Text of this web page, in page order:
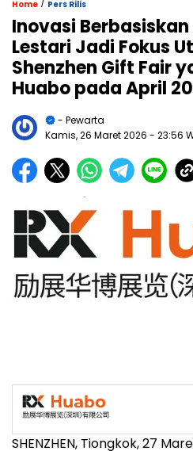
Home / Pers Rilis
Inovasi
Lestari Jadi Fokus
Shenzhen Gift Fair
Huabo pada April
- Pewarta
Kamis, 26 Maret 2026 - 23:56
SHENZHEN, Tiongkok, 27